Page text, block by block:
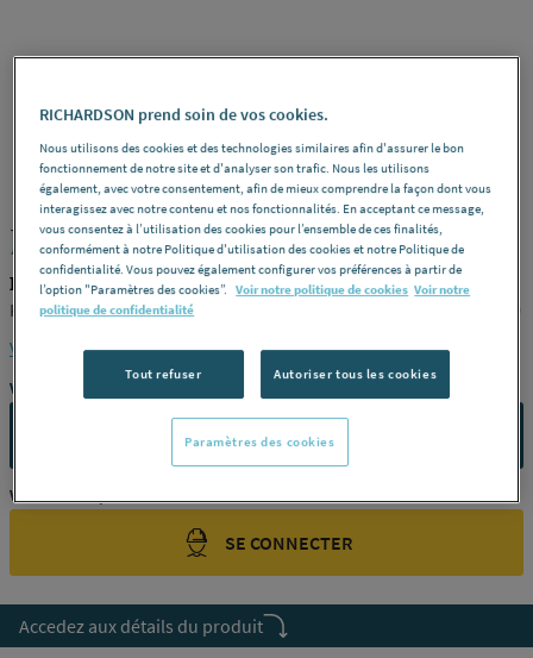
PRANDELLI REF : 5659A
JONCTION PP-R COPRAX - MF - Droite
PRANDELLI
K11 -Dimensionsø 40 x 1"1/4 (33 x 42 mm) -
Voir la description complète
Vous avez un projet ?
CONTACTEZ-NOUS
Vous êtes un professionnel ?
SE CONNECTER
Accedez aux détails du produit
RICHARDSON prend soin de vos cookies.
Nous utilisons des cookies et des technologies similaires afin d'assurer le bon
fonctionnement de notre site et d'analyser son trafic. Nous les utilisons
également, avec votre consentement, afin de mieux comprendre la façon dont vous
interagissez avec notre contenu et nos fonctionnalités. En acceptant ce message,
vous consentez à l’utilisation des cookies pour l’ensemble de ces finalités,
conformément à notre Politique d'utilisation des cookies et notre Politique de
confidentialité. Vous pouvez également configurer vos préférences à partir de
l’option "Paramètres des cookies”.
Voir notre politique de cookies Voir notre
politique de confidentialité
Tout refuser Autoriser tous les cookies
Paramètres des cookies